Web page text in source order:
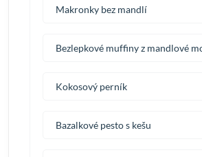
Makronky bez mandlí
Bezlepkové muffiny z mandlové
Kokosový perník
Bazalkové pesto s kešu